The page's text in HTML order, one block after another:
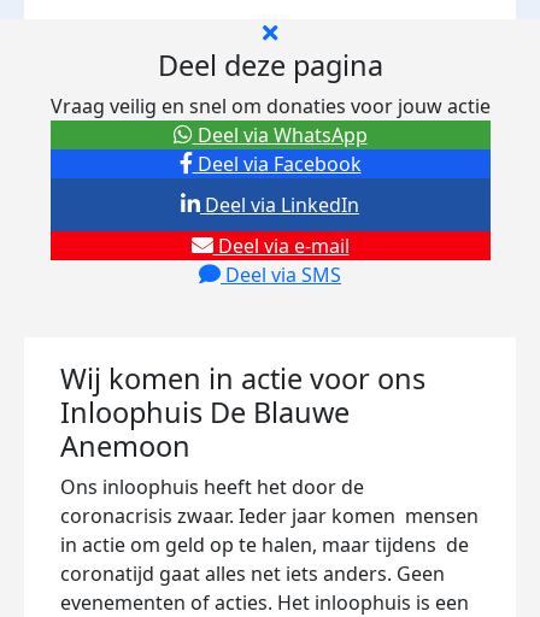
Deel deze pagina
Vraag veilig en snel om donaties voor jouw actie
Deel via Facebook
Deel via e-mail
Deel via SMS
Deel via LinkedIn
Deel via WhatsApp
Wij komen in actie voor ons
Inloophuis De Blauwe
Anemoon
Ons inloophuis heeft het door de
coronacrisis zwaar. Ieder jaar komen mensen
in actie om geld op te halen, maar tijdens de
coronatijd gaat alles net iets anders. Geen
evenementen of acties. Het inloophuis is een